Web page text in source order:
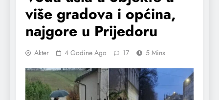
više gradova i općina,
najgore u Prijedoru
Akter 4 Godine Ago 17 5 Mins